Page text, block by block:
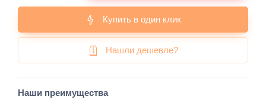
Купить в один клик
Нашли дешевле?
Наши преимущества